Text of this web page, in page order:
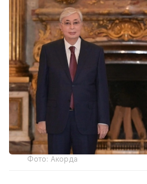
Фото: Акорда